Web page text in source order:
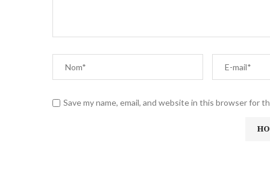
Save my name, email, and website in this browser for